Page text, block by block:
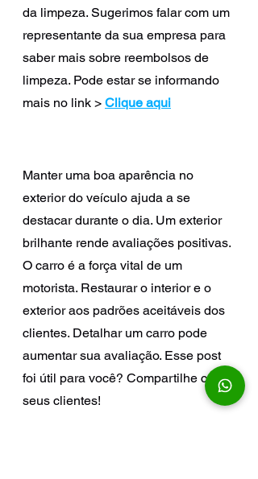
da limpeza. Sugerimos falar com um
representante da sua empresa para
saber mais sobre reembolsos de
limpeza. Pode estar se informando
mais no link > Clique aqui
Manter uma boa aparência no
exterior do veículo ajuda a se
destacar durante o dia. Um exterior
brilhante rende avaliações positivas.
O carro é a força vital de um
motorista. Restaurar o interior e o
exterior aos padrões aceitáveis ​​dos
clientes. Detalhar um carro pode
aumentar sua avaliação. Esse post
foi útil para você? Compartilhe com
seus clientes!